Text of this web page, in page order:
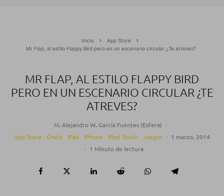
Inicio
App Store
Mr Flap, al estilo Flappy Bird pero en un escenario circular ¿Te atreves?
MR FLAP, AL ESTILO FLAPPY BIRD
PERO EN UN ESCENARIO CIRCULAR ¿TE
ATREVES?
M. Alejandro W. García Fuentes (Esfera) ·
App Store
Gratis iPad iPhone iPod Touch Juegos · 1 marzo, 2014
· 1 Minuto de lectura